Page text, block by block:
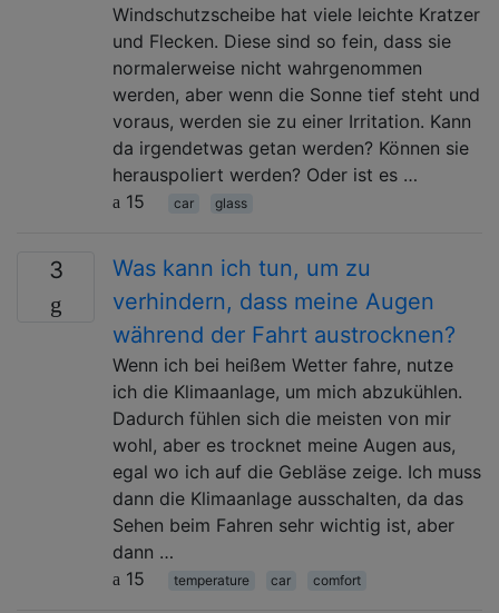
Windschutzscheibe hat viele leichte Kratzer
und Flecken. Diese sind so fein, dass sie
normalerweise nicht wahrgenommen
werden, aber wenn die Sonne tief steht und
voraus, werden sie zu einer Irritation. Kann
da irgendetwas getan werden? Können sie
herauspoliert werden? Oder ist es …
15
car glass
3
Was kann ich tun, um zu
verhindern, dass meine Augen
während der Fahrt austrocknen?
Wenn ich bei heißem Wetter fahre, nutze
ich die Klimaanlage, um mich abzukühlen.
Dadurch fühlen sich die meisten von mir
wohl, aber es trocknet meine Augen aus,
egal wo ich auf die Gebläse zeige. Ich muss
dann die Klimaanlage ausschalten, da das
Sehen beim Fahren sehr wichtig ist, aber
dann …
15
temperature car comfort